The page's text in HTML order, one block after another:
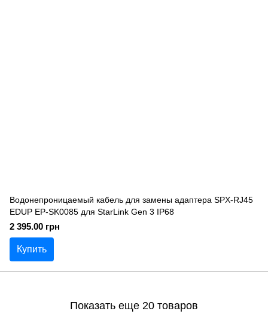
Водонепроницаемый кабель для замены адаптера SPX-RJ45
EDUP EP-SK0085 для StarLink Gen 3 IP68
2 395.00 грн
Купить
Показать еще 20 товаров